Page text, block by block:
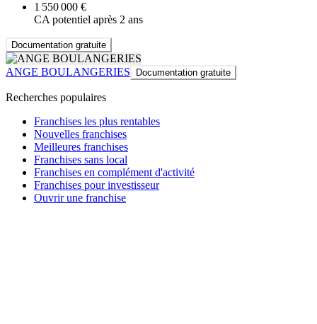
1 550 000 €
CA potentiel après 2 ans
Documentation gratuite
ANGE BOULANGERIES Documentation gratuite
Recherches populaires
Franchises les plus rentables
Nouvelles franchises
Meilleures franchises
Franchises sans local
Franchises en complément d'activité
Franchises pour investisseur
Ouvrir une franchise